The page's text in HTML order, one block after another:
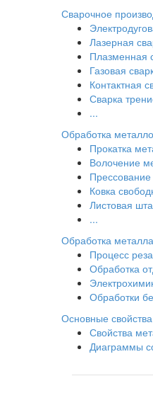
Сварочное
Лазерная
Плазменная
Газовая
Контактная
Сварка
...
Обработка
Прокатка
Волочение
Ковка
Листовая
...
Обработка
Процесс
Обработка
Обработки
Основные
Свойства
Диаграммы